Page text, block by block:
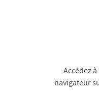
Accédez
navigateur